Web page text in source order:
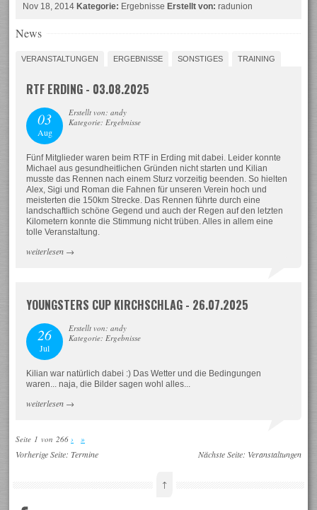
Nov 18, 2014Kategorie: ErgebnisseErstellt von: radunion
News
VERANSTALTUNGEN ERGEBNISSE SONSTIGES TRAINING
RTF ERDING - 03.08.2025
03
Aug
Erstellt von: andy
Kategorie: Ergebnisse
Fünf Mitglieder waren beim RTF in Erding mit dabei. Leider konnte
Michael aus gesundheitlichen Gründen nicht starten und Kilian
musste das Rennen nach einem Sturz vorzeitig beenden. So hielten
Alex, Sigi und Roman die Fahnen für unseren Verein hoch und
meisterten die 150km Strecke. Das Rennen führte durch eine
landschaftlich schöne Gegend und auch der Regen auf den letzten
Kilometern konnte die Stimmung nicht trüben. Alles in allem eine
tolle Veranstaltung.
weiterlesen →
YOUNGSTERS CUP KIRCHSCHLAG - 26.07.2025
26
Jul
Erstellt von: andy
Kategorie: Ergebnisse
Kilian war natürlich dabei :) Das Wetter und die Bedingungen
waren... naja, die Bilder sagen wohl alles...
weiterlesen →
Seite 1 von 266 › »
Vorherige Seite:Termine Nächste Seite: Veranstaltungen
↑